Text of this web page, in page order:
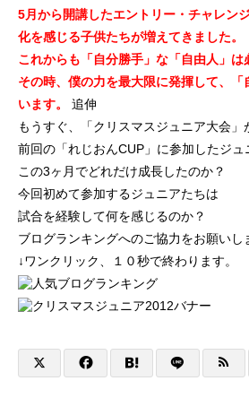
5月から開講したエントリー・チャレン
化を感じる子供たちが増えてきました。
これからも「自分勝手」な「自由人」は
その時、僕の力を最大限に発揮して、「
います。
追伸
もうすぐ、「クリスマスジュニア大会」
前回の「れじおんCUP」に参加したジュ
この3ヶ月でどれだけ成長したのか？
今回初めて参加するジュニアたちは
試合を経験して何を感じるのか？
ブログランキングへのご協力をお願いし
↓ワンクリック、１０秒で終わります。